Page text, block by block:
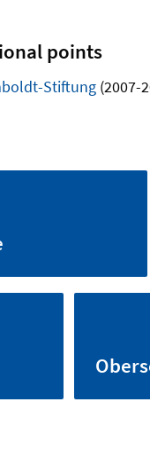
points
Stiftung(2007-